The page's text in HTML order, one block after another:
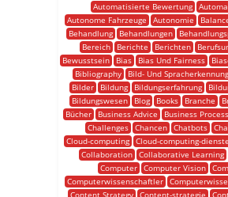
Automatisierte Bewertung
Autonome Fahrzeuge
Autonomie
Behandlung
Behandlungen
Bereich
Berichte Berichten
Bewusstsein
Bias Bias Und Fairness
Bibliography
Bild- Und Spracherkennung
Bilder
Bildung Bildungserfahrung
Bildungswesen
Blog Books Branche
Bücher
Business Advice Business
Challenges Chancen Chatbots
Cloud-computing
Cloud-computing-dienste
Collaboration Collaborative Learning
Computer
Computer Vision
Computerwissenschaftler
Content Strategy
Content-strategie